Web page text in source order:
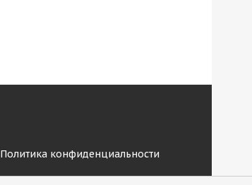
Политика конфиденциальности